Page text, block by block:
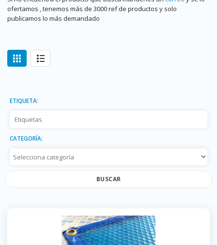
ofertamos , tenemos más de 3000 ref de productos y solo
publicamos lo más demandado
ETIQUETA:
CATEGORÍA:
BUSCAR